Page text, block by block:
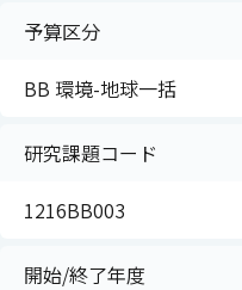
予算区分
BB 環境-地球一括
研究課題コード
1216BB003
開始/終了年度